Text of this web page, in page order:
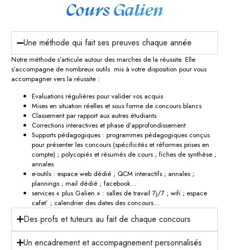
Cours Galien
Une méthode qui fait ses preuves chaque année
Notre méthode s’articule autour des marches de la réussite. Elle
s’accompagne de nombreux outils mis à votre disposition pour vous
accompagner vers la réussite :
Evaluations régulières pour valider vos acquis
Mises en situation réelles et sous forme de concours blancs
Classement par rapport aux autres étudiants
Corrections interactives et phase d’approfondissement
Supports pédagogiques : programmes pédagogiques conçus
pour présenter les concours (spécificités et réformes prises en
compte) ; polycopiés et résumés de cours ; fiches de synthèse ;
annales
e-outils : espace web dédié ; QCM interactifs ; annales ;
plannings ; mail dédié ; facebook…
services « plus Galien » : salles de travail 7j/7 ; wifi ; espace
cafet’ ; calendrier des dates des concours…
Des profs et tuteurs au fait de chaque concours
Un encadrement et accompagnement personnalisés